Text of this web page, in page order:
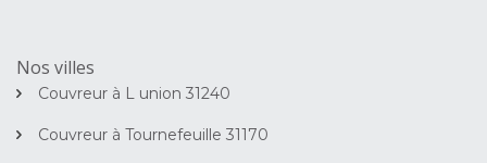
Nos villes
Couvreur à L union 31240
Couvreur à Tournefeuille 31170